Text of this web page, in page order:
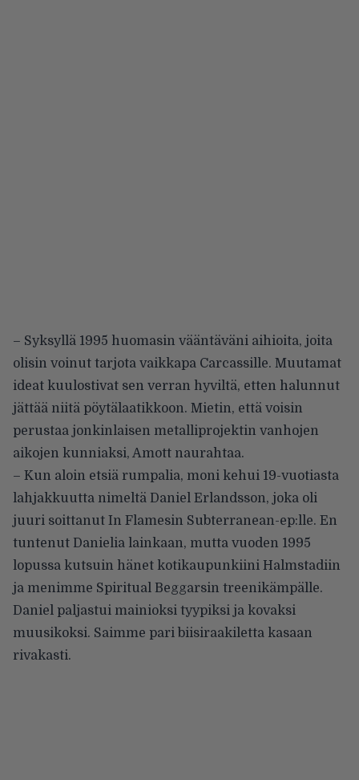
– Syksyllä 1995 huomasin vääntäväni aihioita, joita
olisin voinut tarjota vaikkapa Carcassille. Muutamat
ideat kuulostivat sen verran hyviltä, etten halunnut
jättää niitä pöytälaatikkoon. Mietin, että voisin
perustaa jonkinlaisen metalliprojektin vanhojen
aikojen kunniaksi, Amott naurahtaa.
– Kun aloin etsiä rumpalia, moni kehui 19-vuotiasta
lahjakkuutta nimeltä Daniel Erlandsson, joka oli
juuri soittanut In Flamesin Subterranean-ep:lle. En
tuntenut Danielia lainkaan, mutta vuoden 1995
lopussa kutsuin hänet kotikaupunkiini Halmstadiin
ja menimme Spiritual Beggarsin treenikämpälle.
Daniel paljastui mainioksi tyypiksi ja kovaksi
muusikoksi. Saimme pari biisiraakiletta kasaan
rivakasti.